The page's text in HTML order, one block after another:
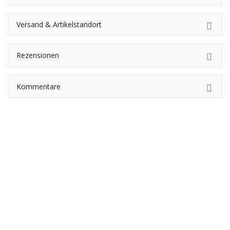
Versand & Artikelstandort
Rezensionen
Kommentare